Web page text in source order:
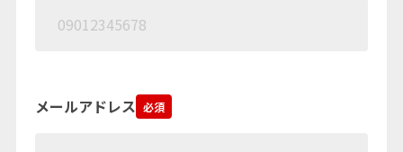
メールアドレス 必須